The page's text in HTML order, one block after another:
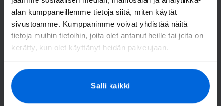
alan kumppaneillemme tietoja siitä, miten käytät
sivustoamme. Kumppanimme voivat yhdistää näitä
tietoja muihin tietoihin, joita olet antanut heille tai joita on
kerätty, kun olet käyttänyt heidän palvelujaan.
Salli kaikki
suoratoisto ja nettipelaaminen
tapahtuu saumattomasti.